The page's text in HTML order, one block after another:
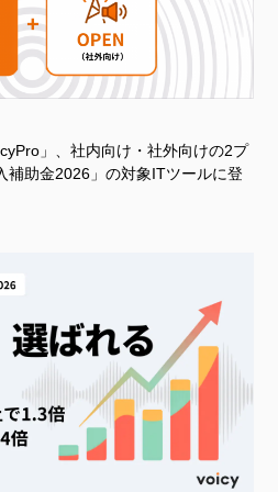
」、社内向け・社外向けの2プ
補助金2026」の対象ITツールに登